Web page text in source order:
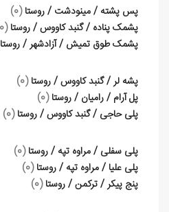
پس پشته / مینودشت / روستا (0)
پشمک پناده / گنبد کاووس / روستا (0)
پشمک طوق تمیش / آزادشهر / روستا
پشه لر / گنبد کاووس / روستا (0)
پل آرام / رامیان / روستا (0)
پلی حاجی / گنبد کاووس / روستا (0)
پلی سفلی / مراوه تپه / روستا (0)
پلی علیا / مراوه تپه / روستا (0)
پنج پیکر / ترکمن / روستا (0)